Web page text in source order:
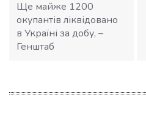
Ще майже 1200
окупантів ліквідовано
в Україні за добу, –
Генштаб